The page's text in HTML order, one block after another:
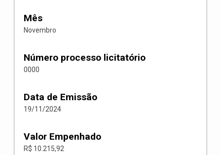
Mês
Novembro
Número processo licitatório
0000
Data de Emissão
19/11/2024
Valor Empenhado
R$ 10.215,92